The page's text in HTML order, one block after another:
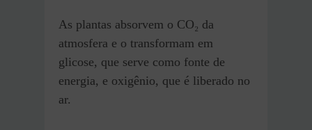
As plantas absorvem o CO₂ da
atmosfera e o transformam em
glicose, que serve como fonte de
energia, e oxigênio, que é liberado no
ar.